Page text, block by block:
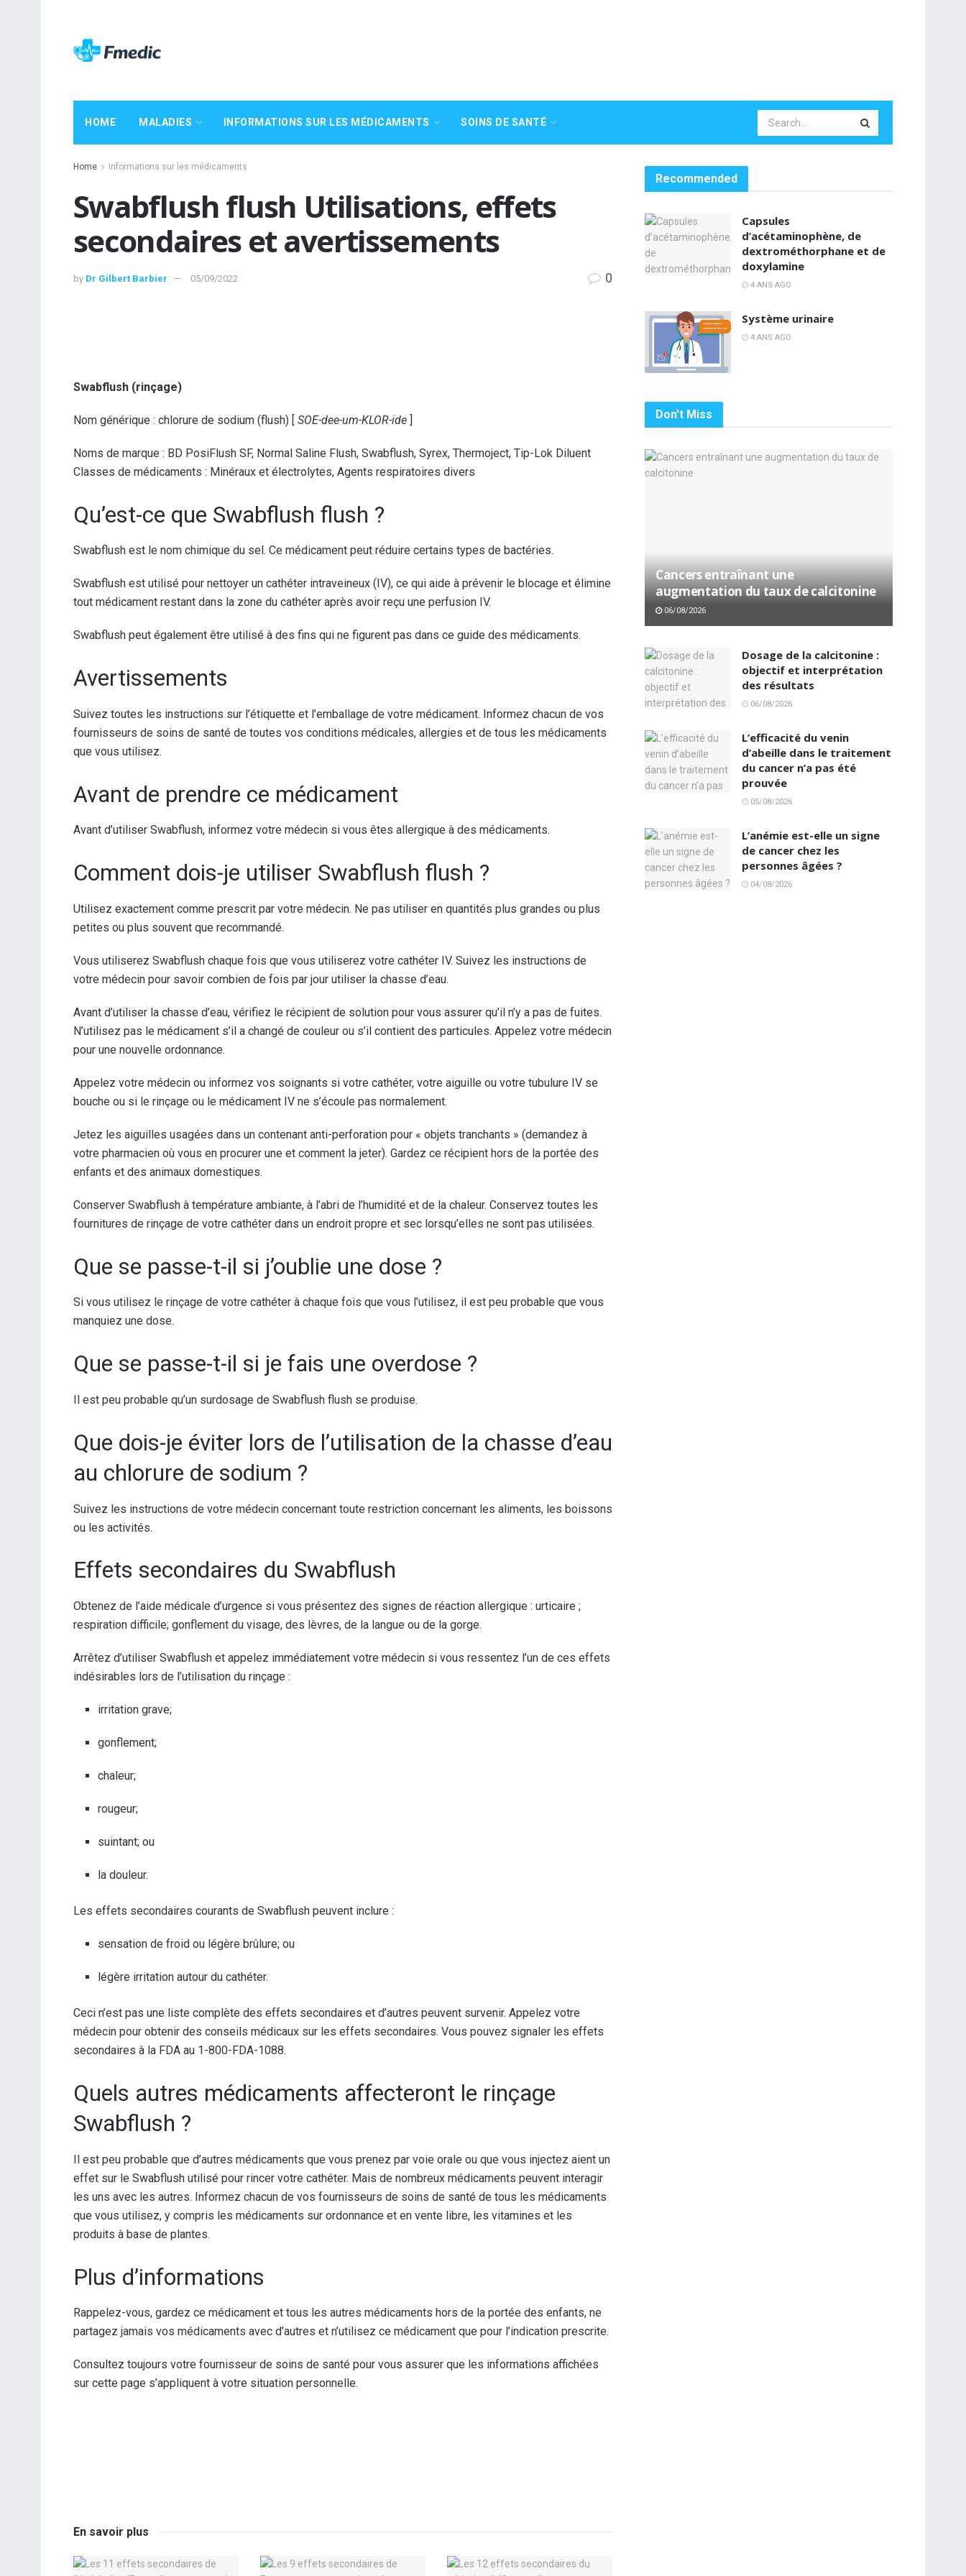
HOME MALADIES INFORMATIONS SUR LES MÉDICAMENTS SOINS DE SANTÉ
Home Informations sur les médicaments
Swabflush flush Utilisations, effets
secondaires et avertissements
by Dr Gilbert Barbier 05/09/2022 0
Swabflush (rinçage)
Nom générique : chlorure de sodium (flush) [ SOE-dee-um-KLOR-ide ]
Noms de marque : BD PosiFlush SF, Normal Saline Flush, Swabflush, Syrex, Thermoject, Tip-Lok Diluent
Classes de médicaments : Minéraux et électrolytes, Agents respiratoires divers
Qu’est-ce que Swabflush flush ?
Swabflush est le nom chimique du sel. Ce médicament peut réduire certains types de bactéries.
Swabflush est utilisé pour nettoyer un cathéter intraveineux (IV), ce qui aide à prévenir le blocage et élimine
tout médicament restant dans la zone du cathéter après avoir reçu une perfusion IV.
Swabflush peut également être utilisé à des fins qui ne figurent pas dans ce guide des médicaments.
Avertissements
Suivez toutes les instructions sur l’étiquette et l’emballage de votre médicament. Informez chacun de vos
fournisseurs de soins de santé de toutes vos conditions médicales, allergies et de tous les médicaments
que vous utilisez.
Avant de prendre ce médicament
Avant d’utiliser Swabflush, informez votre médecin si vous êtes allergique à des médicaments.
Comment dois-je utiliser Swabflush flush ?
Utilisez exactement comme prescrit par votre médecin. Ne pas utiliser en quantités plus grandes ou plus
petites ou plus souvent que recommandé.
Vous utiliserez Swabflush chaque fois que vous utiliserez votre cathéter IV. Suivez les instructions de
votre médecin pour savoir combien de fois par jour utiliser la chasse d’eau.
Avant d’utiliser la chasse d’eau, vérifiez le récipient de solution pour vous assurer qu’il n’y a pas de fuites.
N’utilisez pas le médicament s’il a changé de couleur ou s’il contient des particules. Appelez votre médecin
pour une nouvelle ordonnance.
Appelez votre médecin ou informez vos soignants si votre cathéter, votre aiguille ou votre tubulure IV se
bouche ou si le rinçage ou le médicament IV ne s’écoule pas normalement.
Jetez les aiguilles usagées dans un contenant anti-perforation pour « objets tranchants » (demandez à
votre pharmacien où vous en procurer une et comment la jeter). Gardez ce récipient hors de la portée des
enfants et des animaux domestiques.
Conserver Swabflush à température ambiante, à l’abri de l’humidité et de la chaleur. Conservez toutes les
fournitures de rinçage de votre cathéter dans un endroit propre et sec lorsqu’elles ne sont pas utilisées.
Que se passe-t-il si j’oublie une dose ?
Si vous utilisez le rinçage de votre cathéter à chaque fois que vous l’utilisez, il est peu probable que vous
manquiez une dose.
Que se passe-t-il si je fais une overdose ?
Il est peu probable qu’un surdosage de Swabflush flush se produise.
Que dois-je éviter lors de l’utilisation de la chasse d’eau
au chlorure de sodium ?
Suivez les instructions de votre médecin concernant toute restriction concernant les aliments, les boissons
ou les activités.
Effets secondaires du Swabflush
Obtenez de l’aide médicale d’urgence si vous présentez des signes de réaction allergique : urticaire ;
respiration difficile; gonflement du visage, des lèvres, de la langue ou de la gorge.
Arrêtez d’utiliser Swabflush et appelez immédiatement votre médecin si vous ressentez l’un de ces effets
indésirables lors de l’utilisation du rinçage :
irritation grave;
gonflement;
chaleur;
rougeur;
suintant; ou
la douleur.
Les effets secondaires courants de Swabflush peuvent inclure :
sensation de froid ou légère brûlure; ou
légère irritation autour du cathéter.
Ceci n’est pas une liste complète des effets secondaires et d’autres peuvent survenir. Appelez votre
médecin pour obtenir des conseils médicaux sur les effets secondaires. Vous pouvez signaler les effets
secondaires à la FDA au 1-800-FDA-1088.
Quels autres médicaments affecteront le rinçage
Swabflush ?
Il est peu probable que d’autres médicaments que vous prenez par voie orale ou que vous injectez aient un
effet sur le Swabflush utilisé pour rincer votre cathéter. Mais de nombreux médicaments peuvent interagir
les uns avec les autres. Informez chacun de vos fournisseurs de soins de santé de tous les médicaments
que vous utilisez, y compris les médicaments sur ordonnance et en vente libre, les vitamines et les
produits à base de plantes.
Plus d’informations
Rappelez-vous, gardez ce médicament et tous les autres médicaments hors de la portée des enfants, ne
partagez jamais vos médicaments avec d’autres et n’utilisez ce médicament que pour l’indication prescrite.
Consultez toujours votre fournisseur de soins de santé pour vous assurer que les informations affichées
sur cette page s’appliquent à votre situation personnelle.
En savoir plus
Recommended
Capsules
d’acétaminophène, de
dextrométhorphane et de
doxylamine
4 ANS AGO
Système urinaire
4 ANS AGO
Don't Miss
Cancers entraînant une
augmentation du taux de calcitonine
06/08/2026
Dosage de la calcitonine :
objectif et interprétation
des résultats
06/08/2026
L’efficacité du venin
d’abeille dans le traitement
du cancer n’a pas été
prouvée
05/08/2026
L’anémie est-elle un signe
de cancer chez les
personnes âgées ?
04/08/2026